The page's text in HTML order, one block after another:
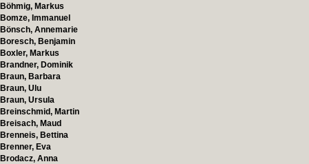
Böhmig, Markus
Bomze, Immanuel
Bönsch, Annemarie
Boresch, Benjamin
Boxler, Markus
Brandner, Dominik
Braun, Barbara
Braun, Ulu
Braun, Ursula
Breinschmid, Martin
Breisach, Maud
Brenneis, Bettina
Brenner, Eva
Brodacz, Anna